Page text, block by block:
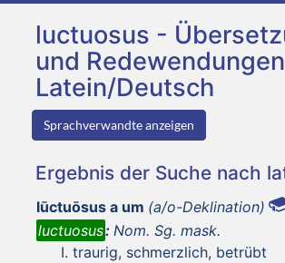
luctuosus -
und Redewendungen
Latein/Deutsch
Sprachverwandte anzeigen
Ergebnis der Suche nach
lūctuōsus a um (a/o-Deklination)
luctuosus: Nom. Sg. mask.
traurig, schmerzlich, betrübt